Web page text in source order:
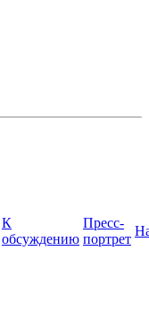
К
обсуждению
Пресс-
портрет